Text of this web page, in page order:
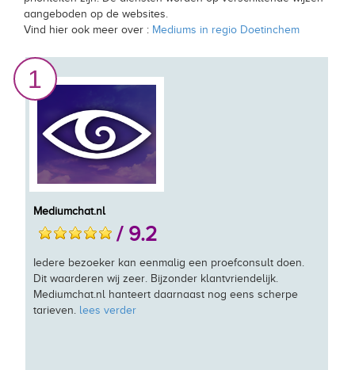
aangeboden op de websites.
Vind hier ook meer over : Mediums in regio Doetinchem
1
Mediumchat.nl
/ 9.2
Iedere bezoeker kan eenmalig een proefconsult doen.
Dit waarderen wij zeer. Bijzonder klantvriendelijk.
Mediumchat.nl hanteert daarnaast nog eens scherpe
tarieven. lees verder